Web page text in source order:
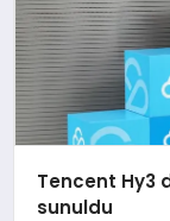
Tencent Hy3
sunuldu